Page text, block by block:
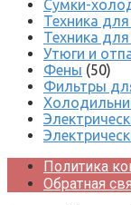
Сумки-
Техника для
Техника
Утюги и
Фены (50)
Фильтры
Политика
Обратная